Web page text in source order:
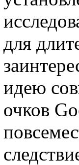
для
идею
очков